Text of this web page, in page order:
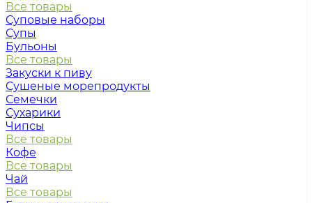
Все товары
Суповые наборы
Супы
Бульоны
Все товары
Закуски к пиву
Сушеные морепродукты
Семечки
Сухарики
Чипсы
Все товары
Кофе
Все товары
Чай
Все товары